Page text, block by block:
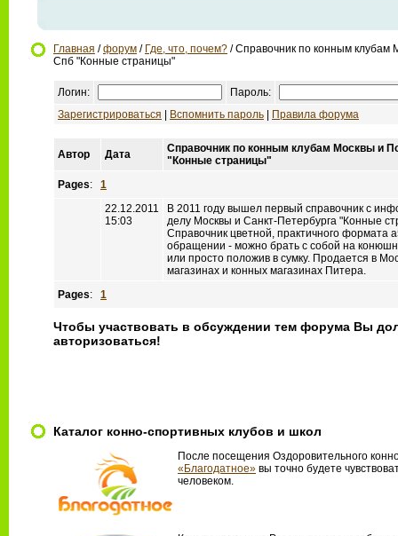
Главная /форум / Где, что, почем? / Справочник по конным клубам
Спб "Конные страницы"
Логин:
Пароль:
Зарегистрироваться
Вспомнить пароль Правила форума
Автор Дата
Справочник по конным клубам Москвы и
"Конные страницы"
Pages: 1
22.12.2011
15:03
В 2011 году вышел первый справочник с
делу Москвы и Санкт-Петербурга "Конные
Справочник цветной, практичного формата
обращении - можно брать с собой на
или просто положив в сумку. Продается в
магазинах и конных магазинах Питера.
Pages: 1
Чтобы участвовать в обсуждении тем форума Вы
авторизоваться!
Каталог конно-спортивных клубов и школ
После посещения Оздоровительного
«Благодатное» вы точно будете
человеком.